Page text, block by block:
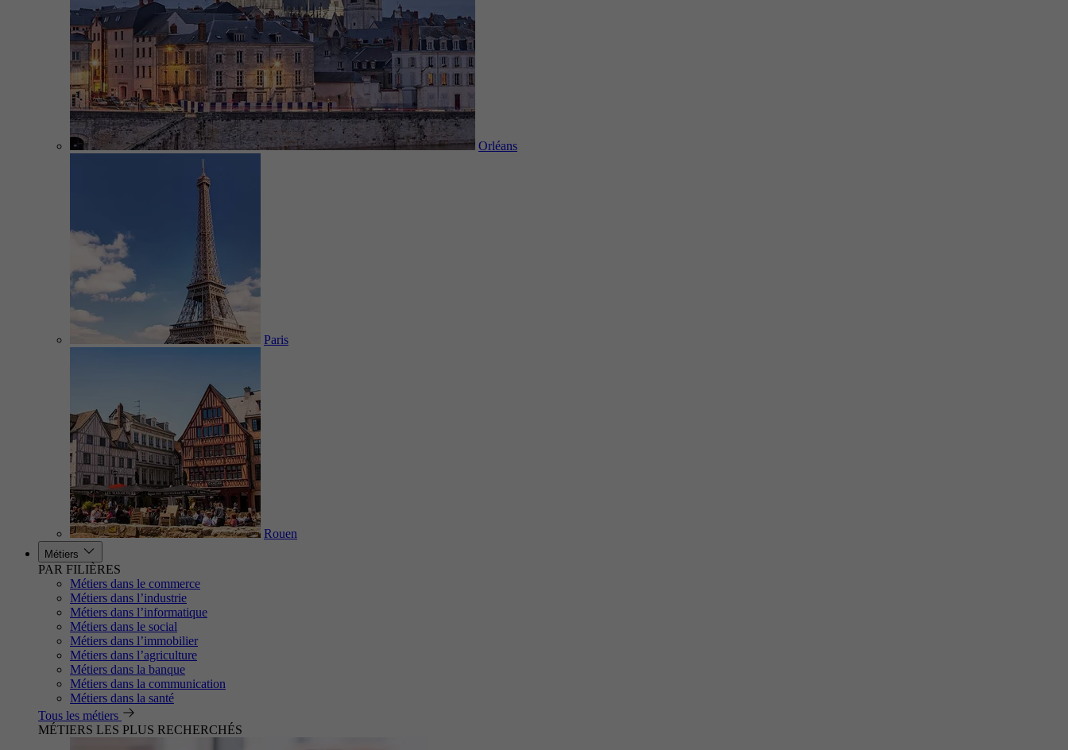
Orléans
Paris
Rouen
Métiers
PAR FILIÈRES
Métiers dans le commerce
Métiers dans l’industrie
Métiers dans l’informatique
Métiers dans le social
Métiers dans l’immobilier
Métiers dans l’agriculture
Métiers dans la banque
Métiers dans la communication
Métiers dans la santé
Tous les métiers
MÉTIERS LES PLUS RECHERCHÉS